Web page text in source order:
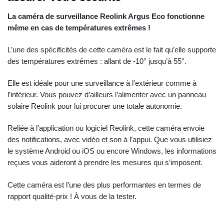
La caméra de surveillance Reolink Argus Eco fonctionne
même en cas de températures extrêmes !
L’une des spécificités de cette caméra est le fait qu’elle supporte
des températures extrêmes : allant de -10° jusqu’à 55°.
Elle est idéale pour une surveillance à l’extérieur comme à
l’intérieur. Vous pouvez d’ailleurs l’alimenter avec un panneau
solaire Reolink pour lui procurer une totale autonomie.
Reliée à l’application ou logiciel Reolink, cette caméra envoie
des notifications, avec vidéo et son à l’appui. Que vous utilisiez
le système Android ou iOS ou encore Windows, les informations
reçues vous aideront à prendre les mesures qui s’imposent.
Cette caméra est l’une des plus performantes en termes de
rapport qualité-prix ! À vous de la tester.